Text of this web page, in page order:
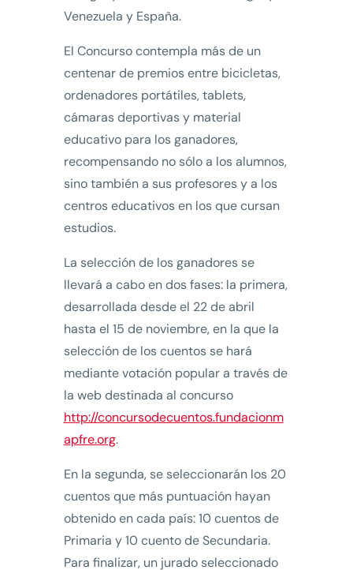
Venezuela y España.
El Concurso contempla más de un
centenar de premios entre bicicletas,
ordenadores portátiles, tablets,
cámaras deportivas y material
educativo para los ganadores,
recompensando no sólo a los alumnos,
sino también a sus profesores y a los
centros educativos en los que cursan
estudios.
La selección de los ganadores se
llevará a cabo en dos fases: la primera,
desarrollada desde el 22 de abril
hasta el 15 de noviembre, en la que la
selección de los cuentos se hará
mediante votación popular a través de
la web destinada al concurso
http://concursodecuentos.fundacionm
apfre.org.
En la segunda, se seleccionarán los 20
cuentos que más puntuación hayan
obtenido en cada país: 10 cuentos de
Primaria y 10 cuento de Secundaria.
Para finalizar, un jurado seleccionado